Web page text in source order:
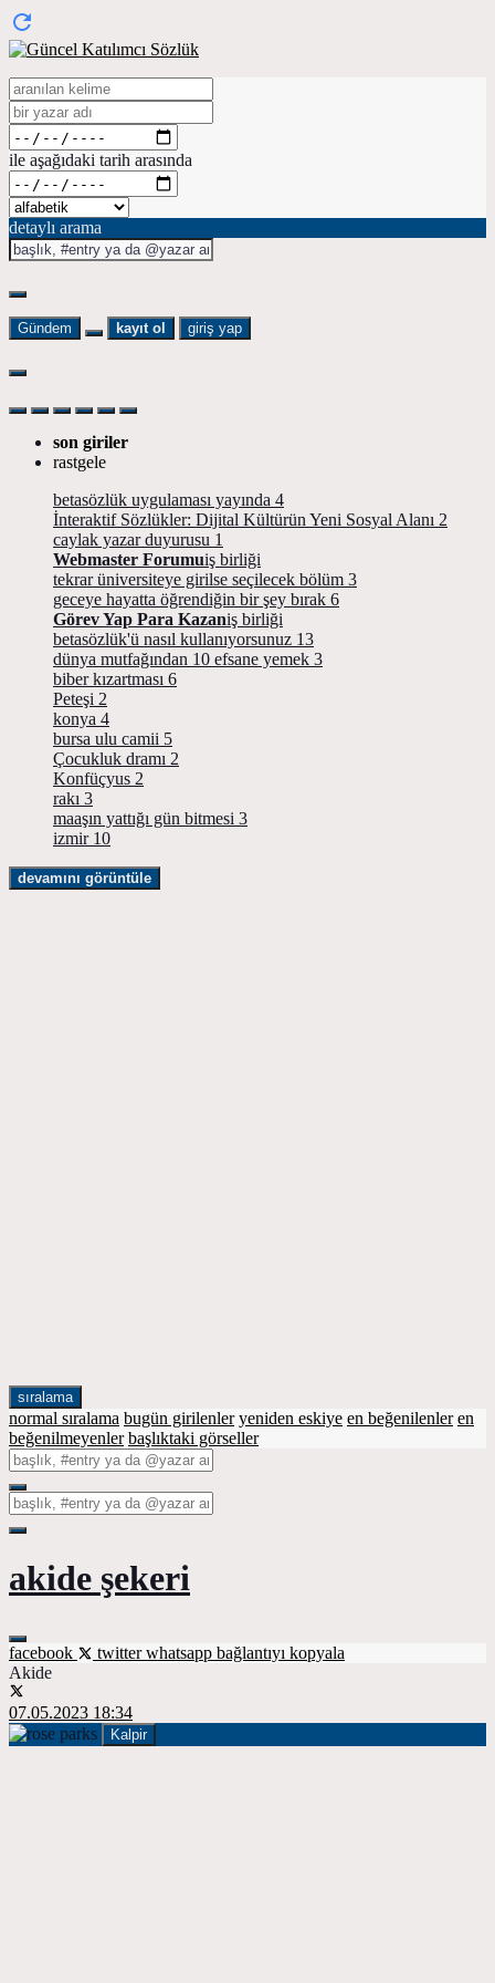
ile aşağıdaki tarih arasında
detaylı arama
Gündem kayıt ol giriş yap
son giriler
rastgele
betasözlük uygulaması yayında 4
İnteraktif Sözlükler: Dijital Kültürün Yeni Sosyal Alanı 2
caylak yazar duyurusu 1
Webmaster Forumuiş birliği
tekrar üniversiteye girilse seçilecek bölüm 3
geceye hayatta öğrendiğin bir şey bırak 6
Görev Yap Para Kazaniş birliği
betasözlük'ü nasıl kullanıyorsunuz 13
dünya mutfağından 10 efsane yemek 3
biber kızartması 6
Peteşi 2
konya 4
bursa ulu camii 5
Çocukluk dramı 2
Konfüçyus 2
rakı 3
maaşın yattığı gün bitmesi 3
izmir 10
devamını görüntüle
sıralama
normal sıralama bugün girilenler yeniden eskiye en beğenilenler en
beğenilmeyenler başlıktaki görseller
akide şekeri
facebook twitterwhatsapp bağlantıyı kopyala
Akide
07.05.2023 18:34
Kalpir